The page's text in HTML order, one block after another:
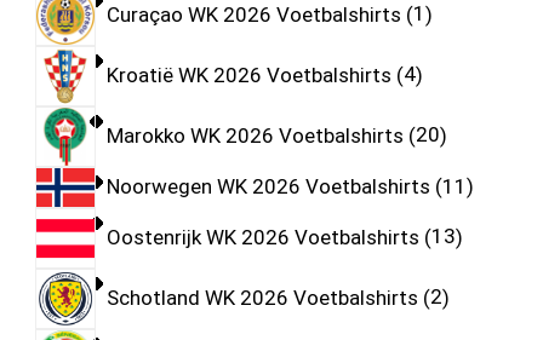
Curaçao WK 2026 Voetbalshirts 1
Kroatië WK 2026 Voetbalshirts 4
Marokko WK 2026 Voetbalshirts 20
Noorwegen WK 2026 Voetbalshirts 11
Oostenrijk WK 2026 Voetbalshirts 13
Schotland WK 2026 Voetbalshirts 2